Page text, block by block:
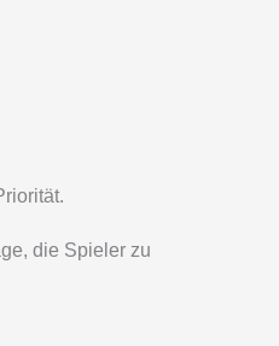
die Spieler zu